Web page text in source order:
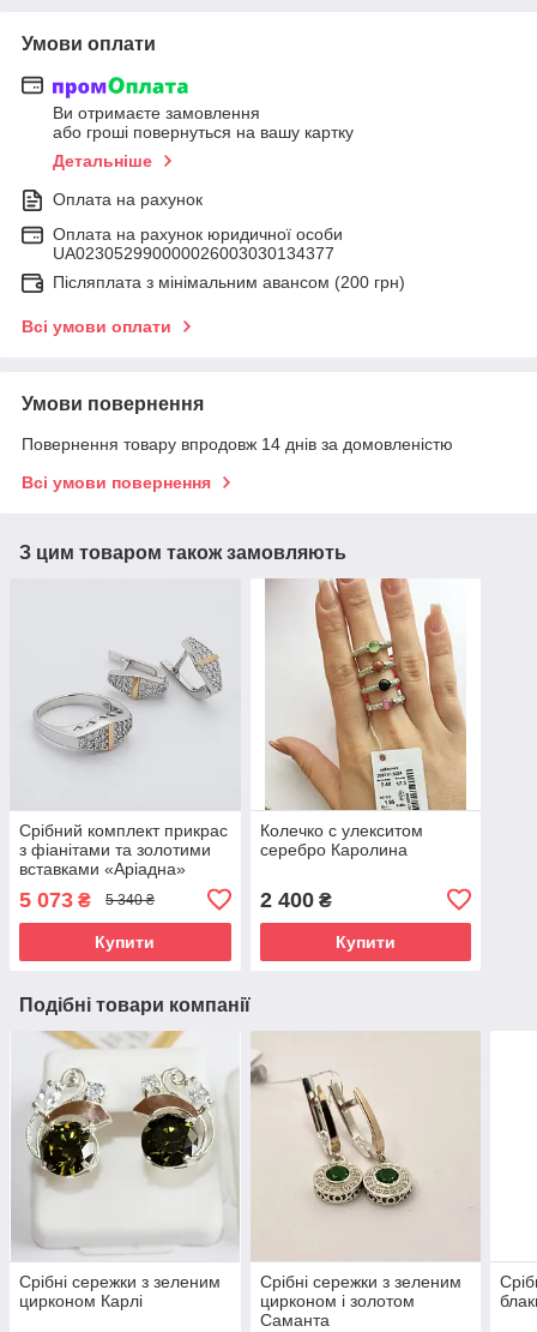
Умови оплати
Ви отримаєте замовлення
або гроші повернуться на вашу картку
Детальніше
Оплата на рахунок
Оплата на рахунок юридичної особи
UA023052990000026003030134377
Післяплата з мінімальним авансом (200 грн)
Всі умови оплати
Умови повернення
Повернення товару впродовж 14 днів за домовленістю
Всі умови повернення
З цим товаром також замовляють
Срібний комплект прикрас
з фіанітами та золотими
вставками «Аріадна»
5 073 ₴ 5 340 ₴
Купити
Колечко с улекситом
серебро Каролина
2 400₴
Купити
Подібні товари компанії
Срібні сережки з зеленим
цирконом Карлі
Срібні сережки з зеленим
цирконом і золотом
Саманта